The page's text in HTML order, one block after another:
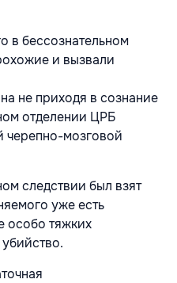
в бессознательном
и вызвали
не приходя в сознание
отделении ЦРБ
черепно-мозговой
следствии был взят
уже есть
особо тяжких